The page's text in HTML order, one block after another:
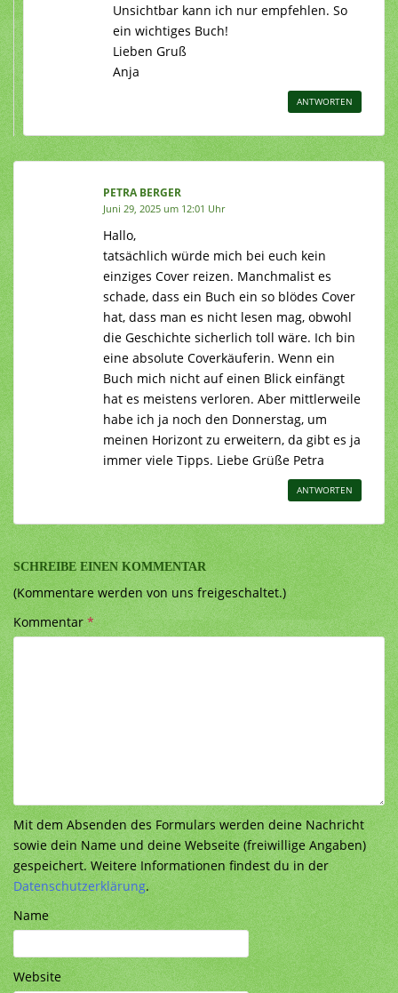
Unsichtbar kann ich nur empfehlen. So
ein wichtiges Buch!
Lieben Gruß
Anja
ANTWORTEN
PETRA BERGER
Juni 29, 2025 um 12:01 Uhr
Hallo,
tatsächlich würde mich bei euch kein
einziges Cover reizen. Manchmalist es
schade, dass ein Buch ein so blödes Cover
hat, dass man es nicht lesen mag, obwohl
die Geschichte sicherlich toll wäre. Ich bin
eine absolute Coverkäuferin. Wenn ein
Buch mich nicht auf einen Blick einfängt
hat es meistens verloren. Aber mittlerweile
habe ich ja noch den Donnerstag, um
meinen Horizont zu erweitern, da gibt es ja
immer viele Tipps. Liebe Grüße Petra
ANTWORTEN
SCHREIBE EINEN KOMMENTAR
(Kommentare werden von uns freigeschaltet.)
Kommentar*
Mit dem Absenden des Formulars werden deine Nachricht
sowie dein Name und deine Webseite (freiwillige Angaben)
gespeichert. Weitere Informationen findest du in der
Datenschutzerklärung.
Name
Website